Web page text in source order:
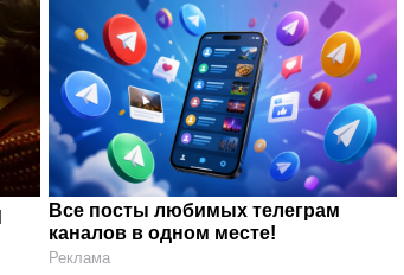
Все посты любимых телеграм
каналов в одном месте!
Реклама